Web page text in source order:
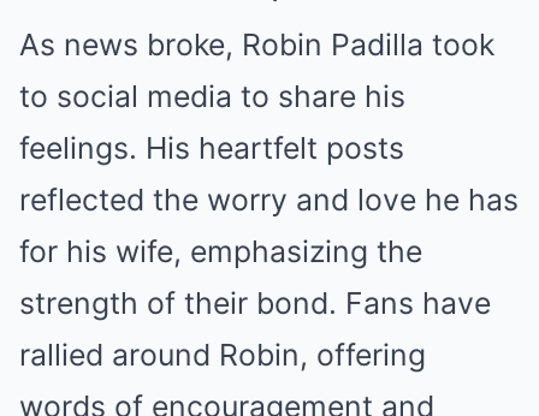
As news broke, Robin Padilla took
to social media to share his
feelings. His heartfelt posts
reflected the worry and love he has
for his wife, emphasizing the
strength of their bond. Fans have
rallied around Robin, offering
words of encouragement and